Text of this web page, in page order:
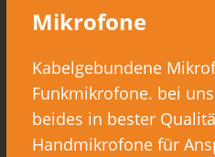
Mikrofone
Kabelgebundene
Funkmikrofone. bei
beides in bester
Handmikrofone für